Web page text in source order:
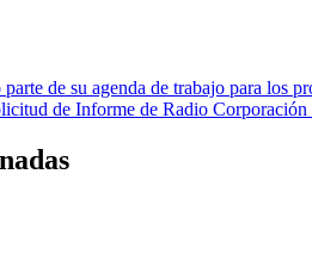
de su agenda de trabajo para los
de Informe de Radio